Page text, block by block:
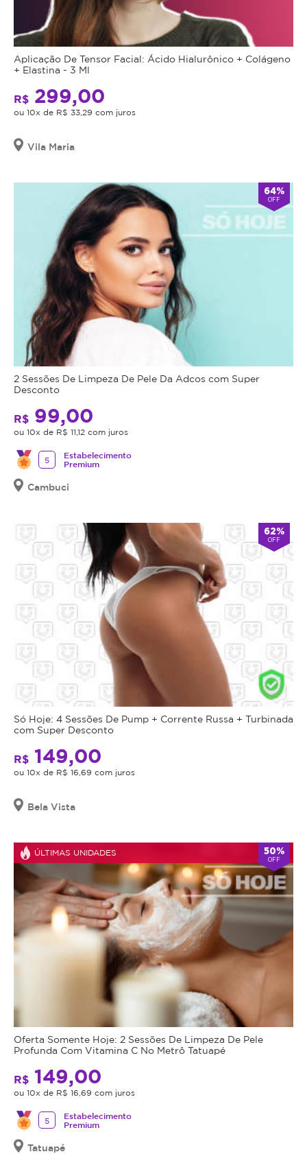
Aplicação De Tensor Facial: Ácido Hialurônico + Colágeno
+ Elastina - 3 Ml
R$ 299,00
ou 10x de R$ 33,29 com juros
Vila Maria
64%
OFF
2 Sessões De Limpeza De Pele Da Adcos com Super
Desconto
R$ 99,00
ou 10x de R$ 11,12 com juros
5
Estabelecimento
Premium
Cambuci
62%
OFF
Só Hoje: 4 Sessões De Pump + Corrente Russa + Turbinada
com Super Desconto
R$ 149,00
ou 10x de R$ 16,69 com juros
Bela Vista
ÚLTIMAS UNIDADES 50%
OFF
Oferta Somente Hoje: 2 Sessões De Limpeza De Pele
Profunda Com Vitamina C No Metrô Tatuapé
R$ 149,00
ou 10x de R$ 16,69 com juros
5
Estabelecimento
Premium
Tatuapé